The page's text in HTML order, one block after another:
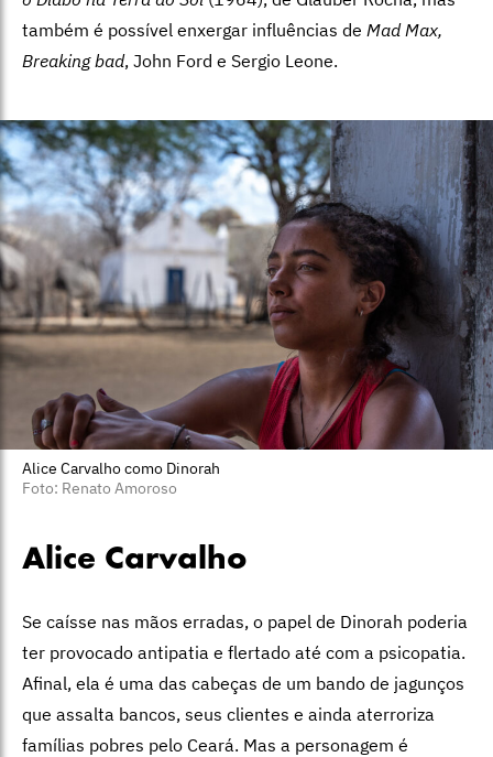
também é possível enxergar influências de Mad Max,
Breaking bad, John Ford e Sergio Leone.
Alice Carvalho como Dinorah
Foto: Renato Amoroso
Alice Carvalho
Se caísse nas mãos erradas, o papel de Dinorah poderia
ter provocado antipatia e flertado até com a psicopatia.
Afinal, ela é uma das cabeças de um bando de jagunços
que assalta bancos, seus clientes e ainda aterroriza
famílias pobres pelo Ceará. Mas a personagem é